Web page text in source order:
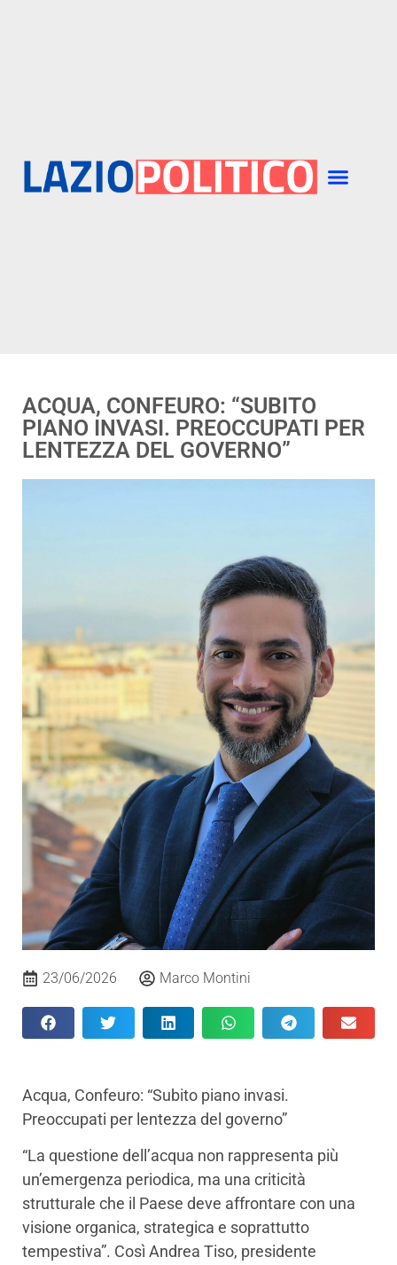
ACQUA, CONFEURO: “SUBITO
PIANO INVASI. PREOCCUPATI PER
LENTEZZA DEL GOVERNO”
23/06/2026 Marco Montini
Acqua, Confeuro: “Subito piano invasi.
Preoccupati per lentezza del governo”
“La questione dell’acqua non rappresenta più
un’emergenza periodica, ma una criticità
strutturale che il Paese deve affrontare con una
visione organica, strategica e soprattutto
tempestiva”. Così Andrea Tiso, presidente